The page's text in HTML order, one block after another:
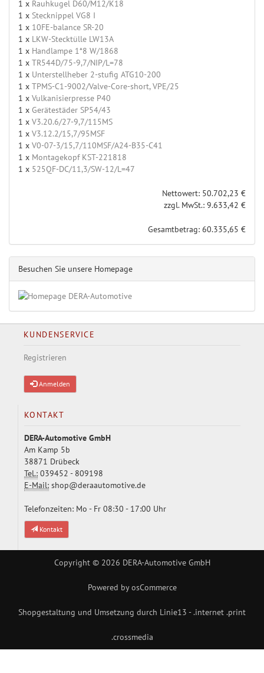
1 x Rauhkugel D60/M12/K18
1 x Stecknippel VG8 I
1 x 10FE-balance SR-20
1 x LKW-Stecktülle LW13A
1 x Handlampe 1*8 W/1868
1 x TR544D/75-9,7/NIP/L=78
1 x Unterstellheber 2-stufig ATG10-200
1 x TPMS-C1-9002/Valve-Core-short, VPE/25
1 x Vulkanisierpresse P40
1 x Gerätestäder SP54/43
1 x V3.20.6/27-9,7/115MS
1 x V3.12.2/15,7/95MSF
1 x V0-07-3/15,7/110MSF/A24-B35-C41
1 x Montagekopf KST-221818
1 x 525QF-DC/11,3/SW-12/L=47
Nettowert: 50.702,23 €
zzgl. MwSt.: 9.633,42 €
Gesamtbetrag: 60.335,65 €
Besuchen Sie unsere Homepage
KUNDENSERVICE
Registrieren
Anmelden
KONTAKT
DERA-Automotive GmbH
Am Kamp 5b
38871 Drübeck
Tel.: 039452 - 809198
E-Mail: shop@deraautomotive.de
Telefonzeiten: Mo - Fr 08:30 - 17:00 Uhr
Kontakt
Copyright © 2026 DERA-Automotive GmbH
Powered byosCommerce
Shopgestaltung und Umsetzung durch Linie13 - .internet .print
.crossmedia